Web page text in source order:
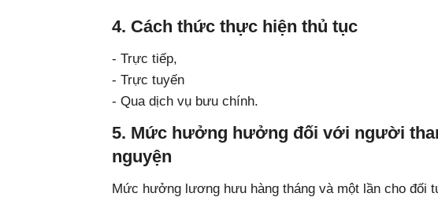
4. Cách thức thực hiện thủ tục
- Trực tiếp,
- Trực tuyến
- Qua dịch vụ bưu chính.
5. Mức hưởng hưởng đối với người
nguyện
Mức hưởng lương hưu hàng tháng và một lần cho đối